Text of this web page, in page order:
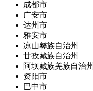
成都市
广安市
达州市
雅安市
凉山彝族自治州
甘孜藏族自治州
阿坝藏族羌族自治州
资阳市
巴中市